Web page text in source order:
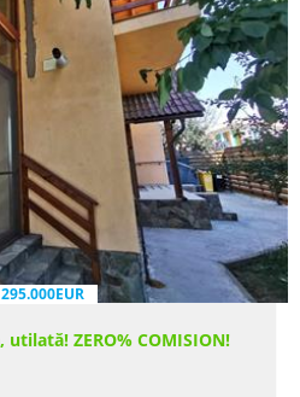
295.000EUR
ZERO% COMISION!